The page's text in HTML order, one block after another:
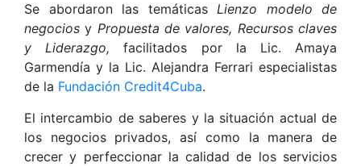
Se abordaron las temáticas Lienzo modelo de
negociosy Propuesta de valores, Recursos claves
y Liderazgo,facilitados por la Lic. Amaya
Garmendía y la Lic. Alejandra Ferrari especialistas
de la Fundación Credit4Cuba.
El intercambio de saberes y la situación actual de
los negocios privados, así como la manera de
crecer y perfeccionar la calidad de los servicios